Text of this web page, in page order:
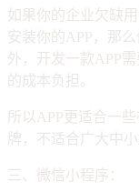
如果你的企业欠缺
安装你的APP，那
外，开发一款APP
的成本负担。
所以APP更适合一
牌，不适合广大中
三、微信小程序：